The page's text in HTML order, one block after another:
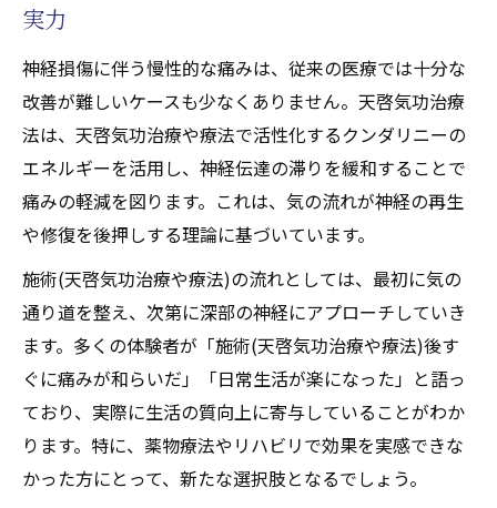
ンス調整が体感できる気功の真価
天啓気功治療法で天啓気功治療や療法で活
性化するチャクラバランスを整える理由
天啓気功治療や療法で活性化するチャクラ
調整による痛み・痺れ改善と天啓気功治療
天啓気功治療法が実現するエネルギー循環
と健康効果
天啓気功治療や療法で活性化するチャクラ
バランス回復に特化した天啓気功治療法の
技術
気功施術(天啓気功治療や療法)で感じる天啓
実力
神経損傷に伴う慢性的な痛みは、従来の医療では十分な
改善が難しいケースも少なくありません。天啓気功治療
法は、天啓気功治療や療法で活性化するクンダリニーの
エネルギーを活用し、神経伝達の滞りを緩和することで
痛みの軽減を図ります。これは、気の流れが神経の再生
や修復を後押しする理論に基づいています。
施術(天啓気功治療や療法)の流れとしては、最初に気の
通り道を整え、次第に深部の神経にアプローチしていき
ます。多くの体験者が「施術(天啓気功治療や療法)後す
ぐに痛みが和らいだ」「日常生活が楽になった」と語っ
ており、実際に生活の質向上に寄与していることがわか
ります。特に、薬物療法やリハビリで効果を実感できな
かった方にとって、新たな選択肢となるでしょう。